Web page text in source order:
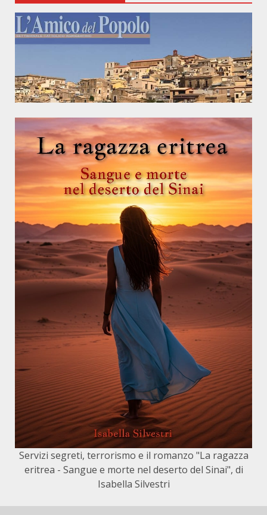
Servizi segreti, terrorismo e il romanzo "La ragazza
eritrea - Sangue e morte nel deserto del Sinai", di
Isabella Silvestri